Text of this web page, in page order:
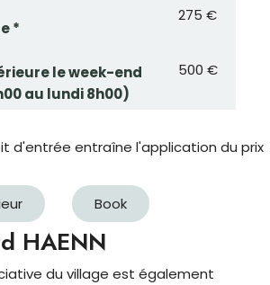
*
275 €
le week-end
au lundi 8h00)
500 €
d'entrée entraîne l'application du prix
Book
HAENN
du village est également